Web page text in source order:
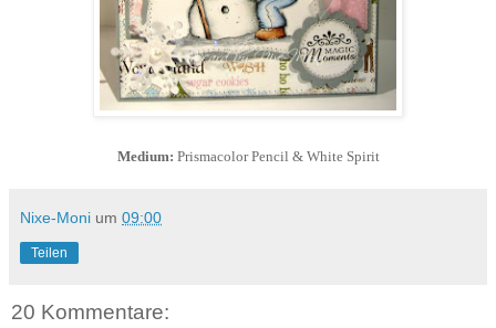
Medium: Prismacolor Pencil & White Spirit
Nixe-Moni um 09:00
Teilen
20 Kommentare: